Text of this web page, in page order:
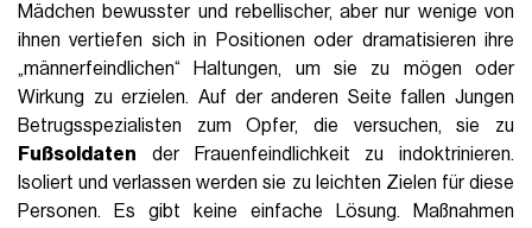
Mädchen bewusster und rebellischer, aber nur wenige von
ihnen vertiefen sich in Positionen oder dramatisieren ihre
„männerfeindlichen“ Haltungen, um sie zu mögen oder
Wirkung zu erzielen. Auf der anderen Seite fallen Jungen
Betrugsspezialisten zum Opfer, die versuchen, sie zu
Fußsoldaten der Frauenfeindlichkeit zu indoktrinieren.
Isoliert und verlassen werden sie zu leichten Zielen für diese
Personen. Es gibt keine einfache Lösung. Maßnahmen